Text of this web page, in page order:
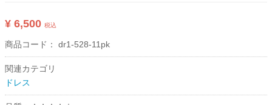
¥ 6,500 税込
商品コード： dr1-528-11pk
関連カテゴリ
ドレス